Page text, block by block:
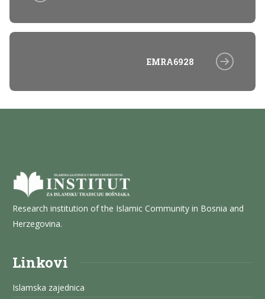
EMRA6928
Research institution of the Islamic Community in Bosnia and
Herzegovina.
Linkovi
Islamska zajednica